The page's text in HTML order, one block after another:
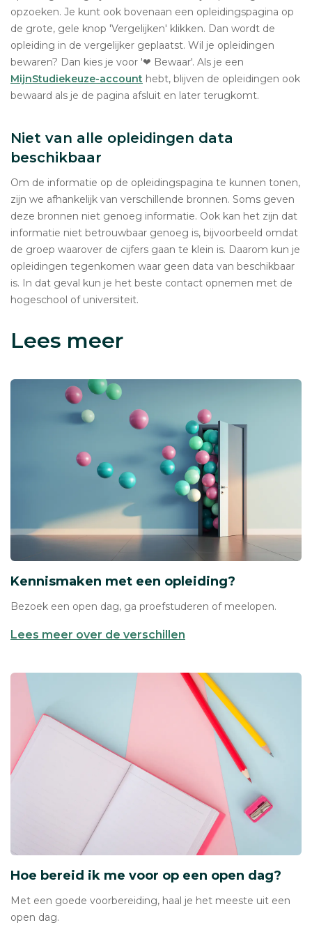
opzoeken. Je kunt ook bovenaan een opleidingspagina op
de grote, gele knop 'Vergelijken' klikken. Dan wordt de
opleiding in de vergelijker geplaatst. Wil je opleidingen
bewaren? Dan kies je voor '❤ Bewaar'. Als je een
MijnStudiekeuze-account hebt, blijven de opleidingen ook
bewaard als je de pagina afsluit en later terugkomt.
Niet van alle opleidingen data
beschikbaar
Om de informatie op de opleidingspagina te kunnen tonen,
zijn we afhankelijk van verschillende bronnen. Soms geven
deze bronnen niet genoeg informatie. Ook kan het zijn dat
informatie niet betrouwbaar genoeg is, bijvoorbeeld omdat
de groep waarover de cijfers gaan te klein is. Daarom kun je
opleidingen tegenkomen waar geen data van beschikbaar
is. In dat geval kun je het beste contact opnemen met de
hogeschool of universiteit.
Lees meer
Kennismaken met een opleiding?
Bezoek een open dag, ga proefstuderen of meelopen.
Lees meer over de verschillen
Hoe bereid ik me voor op een open dag?
Met een goede voorbereiding, haal je het meeste uit een
open dag.